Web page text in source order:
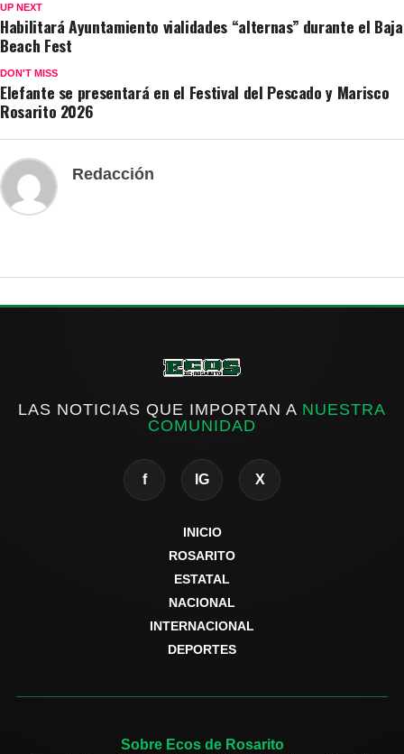
UP NEXT
Habilitará Ayuntamiento vialidades “alternas” durante el Baja
Beach Fest
DON'T MISS
Elefante se presentará en el Festival del Pescado y Marisco
Rosarito 2026
Redacción
LAS NOTICIAS QUE IMPORTAN A NUESTRA
COMUNIDAD
f IG X
INICIO
ROSARITO
ESTATAL
NACIONAL
INTERNACIONAL
DEPORTES
Sobre Ecos de Rosarito